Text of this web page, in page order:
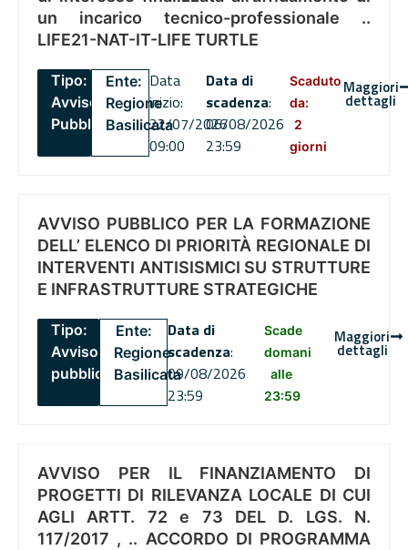
un incarico tecnico-professionale ..
LIFE21-NAT-IT-LIFE TURTLE
Tipo:
Avviso
Pubblico
Ente:
Regione
Basilicata
Data
inizio:
22/07/2026
09:00
Data di
scadenza:
06/08/2026
23:59
Scaduto
da:
2
giorni
Maggiori
dettagli
AVVISO PUBBLICO PER LA FORMAZIONE
DELL’ ELENCO DI PRIORITÀ REGIONALE DI
INTERVENTI ANTISISMICI SU STRUTTURE
E INFRASTRUTTURE STRATEGICHE
Tipo:
Avviso
pubblico
Ente:
Regione
Basilicata
Data di
scadenza:
09/08/2026
23:59
Scade
domani
alle
23:59
Maggiori
dettagli
AVVISO PER IL FINANZIAMENTO DI
PROGETTI DI RILEVANZA LOCALE DI CUI
AGLI ARTT. 72 e 73 DEL D. LGS. N.
117/2017 , .. ACCORDO DI PROGRAMMA